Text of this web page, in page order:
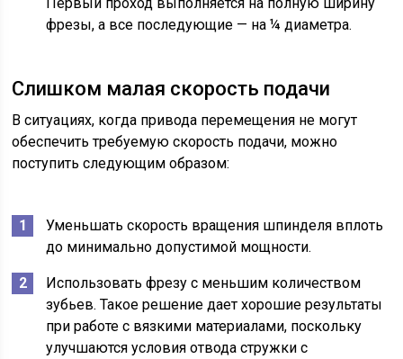
фрезы, а все последующие — на ¼ диаметра.
Слишком малая скорость подачи
В ситуациях, когда привода перемещения не могут
обеспечить требуемую скорость подачи, можно
поступить следующим образом:
Уменьшать скорость вращения шпинделя вплоть
до минимально допустимой мощности.
Использовать фрезу с меньшим количеством
зубьев. Такое решение дает хорошие результаты
при работе с вязкими материалами, поскольку
улучшаются условия отвода стружки с